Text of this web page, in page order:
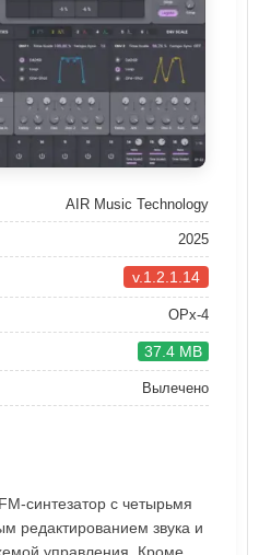
AIR Music Technology
2025
v.1.2.1.14
OPx-4
37.4 MB
Вылечено
синтезатор с четырьмя
редактированием звука и
управления. Кроме